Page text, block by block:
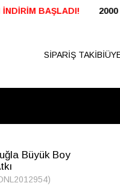
SİPARİŞLERDE
SİPARİŞ TAKİBİ
Büyük Boy